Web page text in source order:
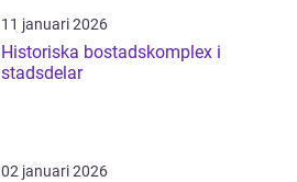
11 januari 2026
Historiska bostadskomplex i
stadsdelar
02 januari 2026